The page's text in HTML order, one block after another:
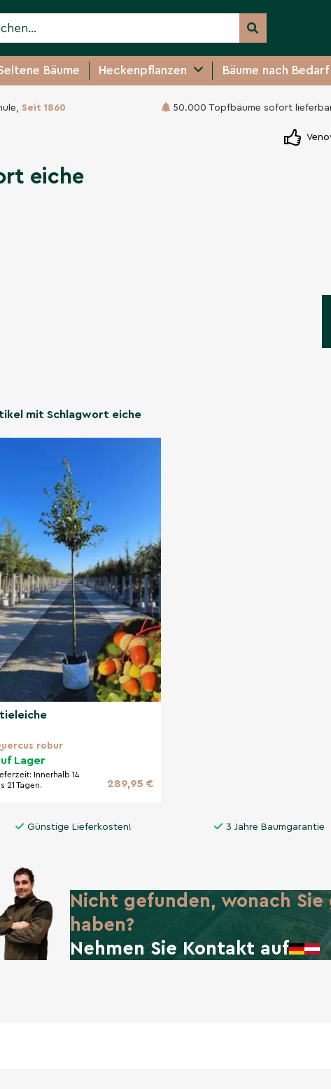
Bäume Heckenpflanzen Bäume nach Bedarf
Seit 1860 50.000 Topfbäume sofort
eiche
mit Schlagwort eiche
robur
Lager
Innerhalb 14
21 Tagen.
289,95 €
Günstige Lieferkosten! 3 Jahre Baumgarantie
Nicht gefunden, wonach Sie
haben?
Nehmen Sie Kontakt auf